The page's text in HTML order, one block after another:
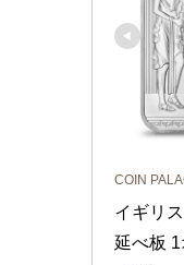
COIN
イギリ
延べ板 1